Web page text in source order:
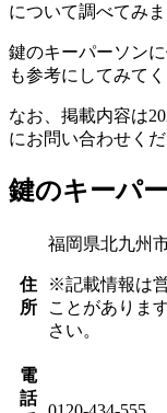
について調べてみま
鍵のキーパーソン
も参考にしてみてく
なお、掲載内容は
にお問い合わせくだ
鍵のキーパ
住
所
福岡県北九州
※記載情報は
ことがありま
さい。
電
話